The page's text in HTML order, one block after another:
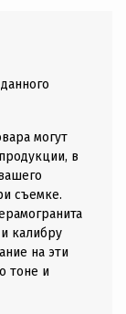
могут
в
съемке.
калибру
на эти
тоне и